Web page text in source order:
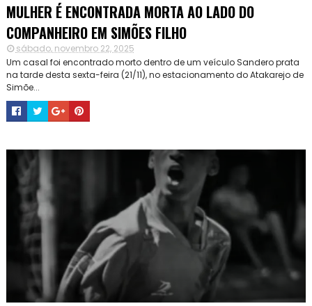
MULHER É ENCONTRADA MORTA AO LADO DO
COMPANHEIRO EM SIMÕES FILHO
sábado, novembro 22, 2025
Um casal foi encontrado morto dentro de um veículo Sandero prata
na tarde desta sexta-feira (21/11), no estacionamento do Atakarejo de
Simõe...